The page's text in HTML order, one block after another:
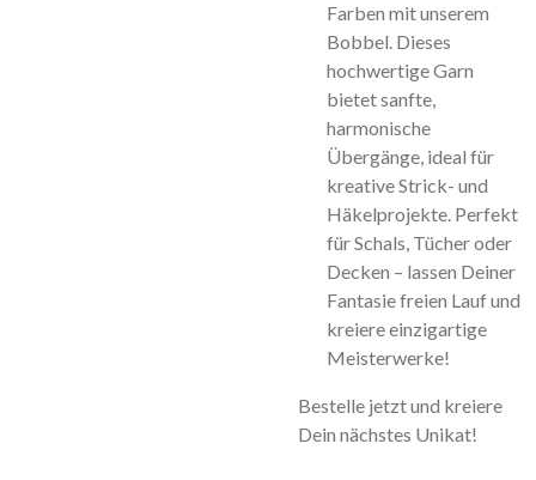
Farben mit unserem
Bobbel. Dieses
hochwertige Garn
bietet sanfte,
harmonische
Übergänge, ideal für
kreative Strick- und
Häkelprojekte. Perfekt
für Schals, Tücher oder
Decken – lassen Deiner
Fantasie freien Lauf und
kreiere einzigartige
Meisterwerke!
Bestelle jetzt und kreiere
Dein nächstes Unikat!